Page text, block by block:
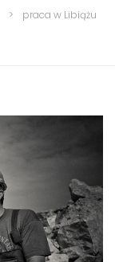
> praca w Libiążu